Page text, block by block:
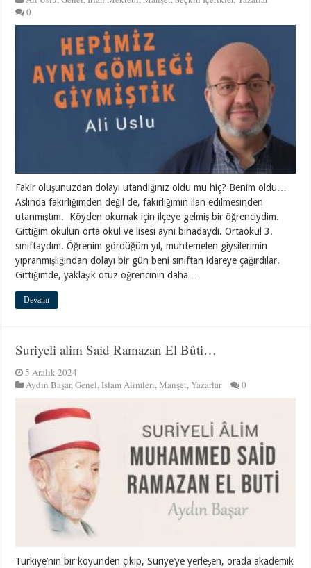
0
Fakir oluşunuzdan dolayı utandığınız oldu mu hiç? Benim oldu…
Aslında fakirliğimden değil de, fakirliğimin ilan edilmesinden
utanmıştım. Köyden okumak için ilçeye gelmiş bir öğrenciydim.
Gittiğim okulun orta okul ve lisesi aynı binadaydı. Ortaokul 3.
sınıftaydım. Öğrenim gördüğüm yıl, muhtemelen giysilerimin
yıpranmışlığından dolayı bir gün beni sınıftan idareye çağırdılar.
Gittiğimde, yaklaşık otuz öğrencinin daha …
Devamı
Suriyeli alim Said Ramazan El Bûti…
5 Aralık 2024
Aydın Başar,Genel,İslam Alimleri,Manşet,Yazarlar 0
Türkiye’nin bir köyünden çıkıp, Suriye’ye yerleşen, orada akademik